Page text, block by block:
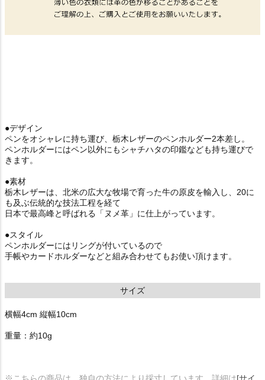
●デザイン
ペンをオシャレに持ち運び、栃木レザーのペンホルダー2本差し。
ペンホルダーにはペン以外にもシャチハタの印鑑なども持ち運びで
きます。
●素材
栃木レザーは、北米の広大な牧場で育った牛の原皮を輸入し、20に
も及ぶ伝統的な技法工程を経て
日本で最高峰と呼ばれる「ヌメ革」に仕上がっています。
●スタイル
ペンホルダーにはリングが付いているので
手帳やカードホルダーなどと組み合わせてもお使い頂けます。
サイズ
横幅4cm 縦幅10cm
重量：約10g
※こちらの商品は、独自の方法により採寸しています。詳細は[サイ